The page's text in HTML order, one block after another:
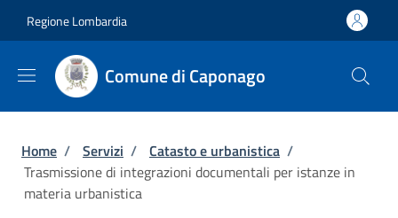
Regione Lombardia
Comune di Caponago
Briciole di pane
Home / Servizi / Catasto e urbanistica /
Trasmissione di integrazioni documentali per istanze in
materia urbanistica